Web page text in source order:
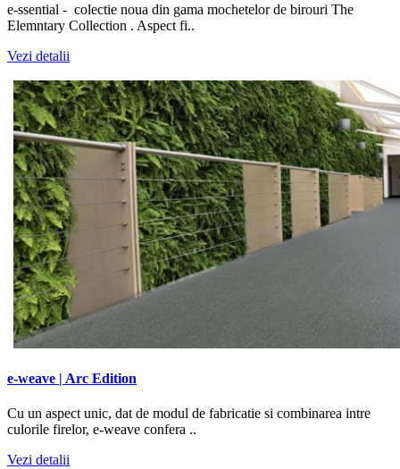
e-ssential - colectie noua din gama mochetelor de birouri The
Elemntary Collection . Aspect fi..
Vezi detalii
e-weave | Arc Edition
Cu un aspect unic, dat de modul de fabricatie si combinarea intre
culorile firelor, e-weave confera ..
Vezi detalii